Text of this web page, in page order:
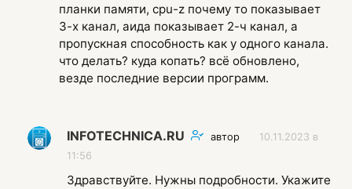
планки памяти, cpu-z почему то показывает
3-х канал, аида показывает 2-ч канал, а
пропускная способность как у одного канала.
что делать? куда копать? всё обновлено,
везде последние версии программ.
INFOTECHNICA.RU автор
10.11.2023 в
11:56
Здравствуйте. Нужны подробности. Укажите